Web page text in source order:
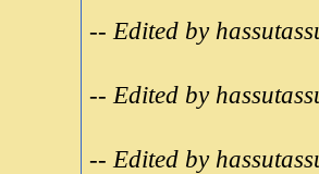
-- Edited by
-- Edited by
-- Edited by